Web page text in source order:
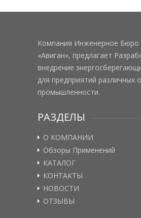
Компания Инженерное
«Авиган», предлагает
внедрение
для предприятий различных
промышленности.
РАЗДЕЛЫ
О КОМПАНИИ
Обзоры Применений
КАТАЛОГ
КОНТАКТЫ
НОВОСТИ
ОТЗЫВЫ